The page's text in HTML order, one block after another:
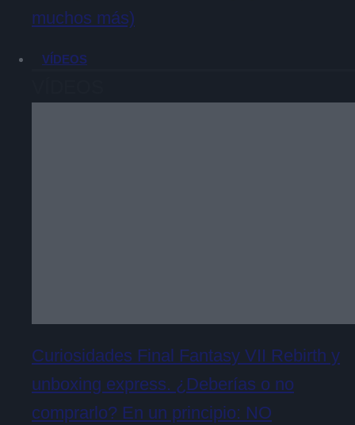
muchos más)
VÍDEOS
Curiosidades Final Fantasy VII Rebirth y
unboxing express. ¿Deberías o no
comprarlo? En un principio: NO